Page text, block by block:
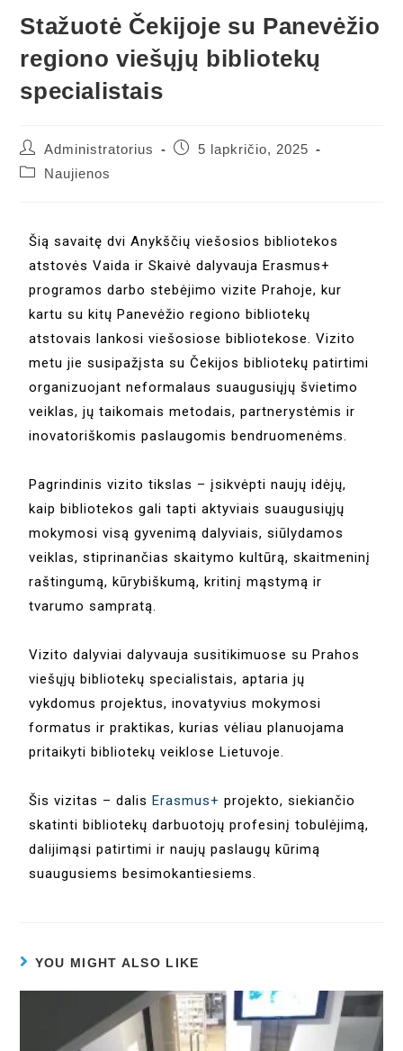
Stažuotė Čekijoje su Panevėžio
regiono viešųjų bibliotekų
specialistais
Administratorius
5 lapkričio, 2025
Naujienos
Šią savaitę dvi Anykščių viešosios bibliotekos
atstovės Vaida ir Skaivė dalyvauja Erasmus+
programos darbo stebėjimo vizite Prahoje, kur
kartu su kitų Panevėžio regiono bibliotekų
atstovais lankosi viešosiose bibliotekose. Vizito
metu jie susipažįsta su Čekijos bibliotekų patirtimi
organizuojant neformalaus suaugusiųjų švietimo
veiklas, jų taikomais metodais, partnerystėmis ir
inovatoriškomis paslaugomis bendruomenėms.
Pagrindinis vizito tikslas – įsikvėpti naujų idėjų,
kaip bibliotekos gali tapti aktyviais suaugusiųjų
mokymosi visą gyvenimą dalyviais, siūlydamos
veiklas, stiprinančias skaitymo kultūrą, skaitmeninį
raštingumą, kūrybiškumą, kritinį mąstymą ir
tvarumo sampratą.
Vizito dalyviai dalyvauja susitikimuose su Prahos
viešųjų bibliotekų specialistais, aptaria jų
vykdomus projektus, inovatyvius mokymosi
formatus ir praktikas, kurias vėliau planuojama
pritaikyti bibliotekų veiklose Lietuvoje.
Šis vizitas – dalisErasmus+ projekto, siekiančio
skatinti bibliotekų darbuotojų profesinį tobulėjimą,
dalijimąsi patirtimi ir naujų paslaugų kūrimą
suaugusiems besimokantiesiems.
YOU MIGHT ALSO LIKE